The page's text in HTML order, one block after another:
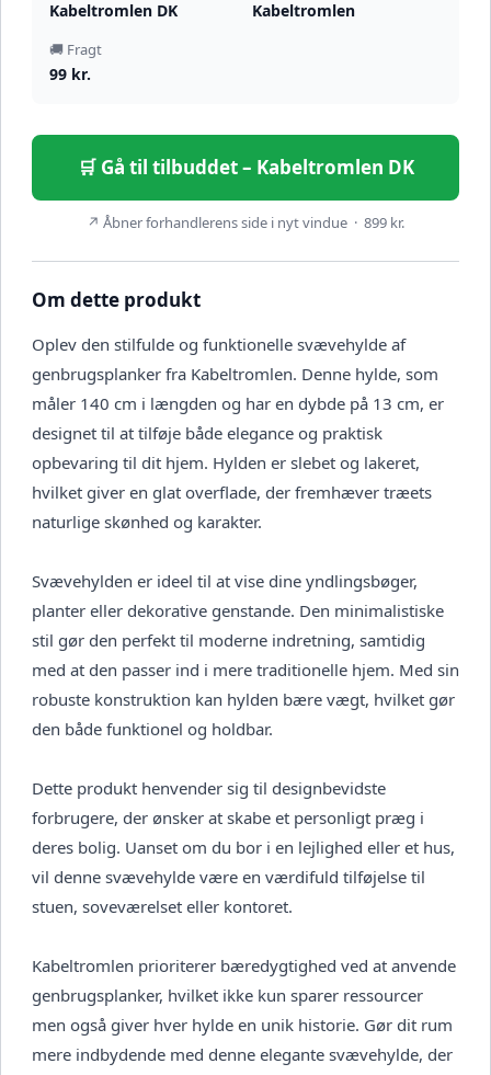
Kabeltromlen DK Kabeltromlen
🚚 Fragt
99 kr.
🛒 Gå til tilbuddet – Kabeltromlen DK
↗ Åbner forhandlerens side i nyt vindue · 899 kr.
Om dette produkt
Oplev den stilfulde og funktionelle svævehylde af
genbrugsplanker fra Kabeltromlen. Denne hylde, som
måler 140 cm i længden og har en dybde på 13 cm, er
designet til at tilføje både elegance og praktisk
opbevaring til dit hjem. Hylden er slebet og lakeret,
hvilket giver en glat overflade, der fremhæver træets
naturlige skønhed og karakter.
Svævehylden er ideel til at vise dine yndlingsbøger,
planter eller dekorative genstande. Den minimalistiske
stil gør den perfekt til moderne indretning, samtidig
med at den passer ind i mere traditionelle hjem. Med sin
robuste konstruktion kan hylden bære vægt, hvilket gør
den både funktionel og holdbar.
Dette produkt henvender sig til designbevidste
forbrugere, der ønsker at skabe et personligt præg i
deres bolig. Uanset om du bor i en lejlighed eller et hus,
vil denne svævehylde være en værdifuld tilføjelse til
stuen, soveværelset eller kontoret.
Kabeltromlen prioriterer bæredygtighed ved at anvende
genbrugsplanker, hvilket ikke kun sparer ressourcer
men også giver hver hylde en unik historie. Gør dit rum
mere indbydende med denne elegante svævehylde, der